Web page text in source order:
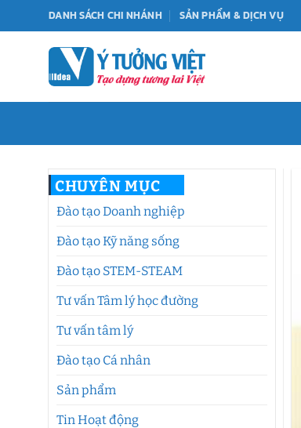
qua
DANH SÁCH CHI NHÁNH SẢN PHẨM & DỊCH VỤ
CHUYÊN MỤC
Đào tạo Doanh nghiệp
Đào tạo Kỹ năng sống
Đào tạo STEM-STEAM
Tư vấn Tâm lý học đường
Tư vấn tâm lý
Đào tạo Cá nhân
Sản phẩm
Tin Hoạt động